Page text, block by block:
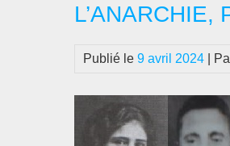
L’ANARCHIE,
Publié le 9 avril 2024 |